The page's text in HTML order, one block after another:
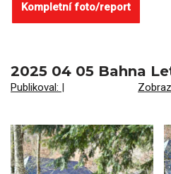
Kompletní foto/report
2025 04 05 Bahna
Publikoval: |